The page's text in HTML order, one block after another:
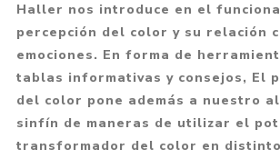
Haller nos introduce en el
percepción del color y su relación
emociones. En forma de
tablas informativas y consejos, El
del color pone además a nuestro
sinfín de maneras de utilizar el
transformador del color en